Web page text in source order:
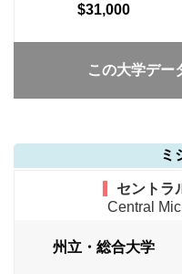
$31,000
この大学デ
ミ
セントラ
Central
州立・総合大学